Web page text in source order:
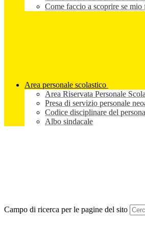
Come faccio a scoprire se
Area personale scolastico
Area Riservata Personale
Presa di servizio personale
Codice disciplinare del
Albo sindacale
Campo di ricerca per le pagine del sito